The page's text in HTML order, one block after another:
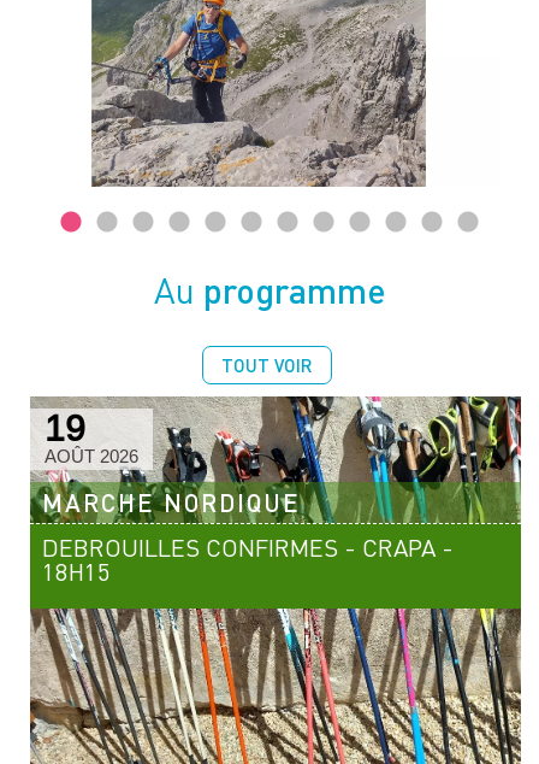
Au programme
TOUT VOIR
19
AOÛT 2026
MARCHE NORDIQUE
DEBROUILLES CONFIRMES - CRAPA -
18H15